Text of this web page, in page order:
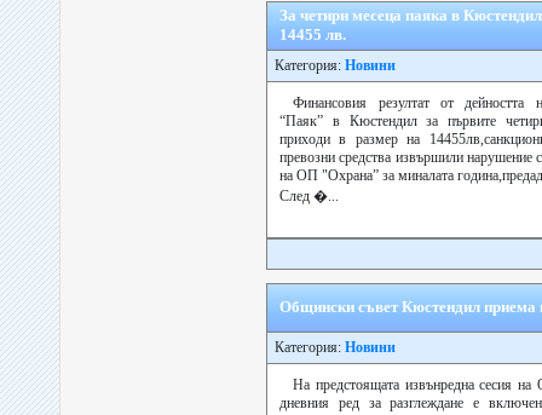
За четири месеца паяка в
14455 лв.
Категория: Новини
Финансовия резултат от дейността
“Паяк” в Кюстендил за първите
приходи в размер на
превозни средства извършили нарушение
на ОП "Охрана” за миналата
След �...
Общински съвет Кюстендил приема
Категория: Новини
На предстоящата извънредна сесия
дневния ред за разглеждане е